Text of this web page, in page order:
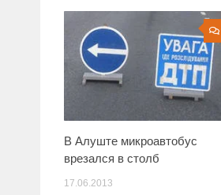
В Алуште микроавтобус
врезался в столб
17.06.2013